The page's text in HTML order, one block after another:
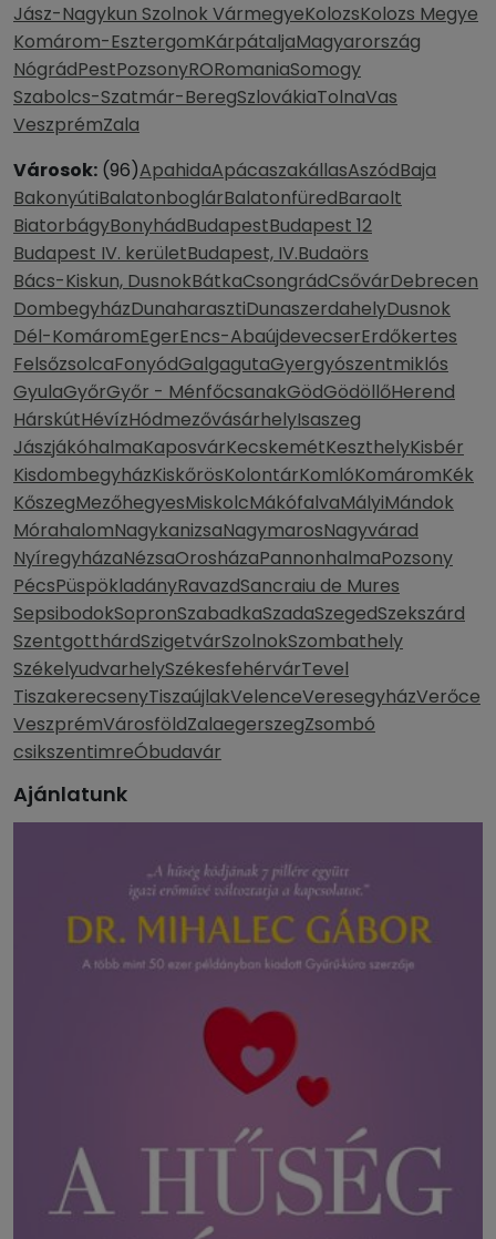
Jász-Nagykun Szolnok VármegyeKolozsKolozs Megye
Komárom-EsztergomKárpátaljaMagyarország
NógrádPestPozsonyRORomaniaSomogy
Szabolcs-Szatmár-BeregSzlovákiaTolnaVas
VeszprémZala
Városok: (96)ApahidaApácaszakállasAszódBaja
BakonyútiBalatonboglárBalatonfüredBaraolt
BiatorbágyBonyhádBudapestBudapest 12
Budapest IV. kerületBudapest, IV.Budaörs
Bács-Kiskun, DusnokBátkaCsongrádCsővárDebrecen
DombegyházDunaharasztiDunaszerdahelyDusnok
Dél-KomáromEgerEncs-AbaújdevecserErdőkertes
FelsőzsolcaFonyódGalgagutaGyergyószentmiklós
GyulaGyőrGyőr - MénfőcsanakGödGödöllőHerend
HárskútHévízHódmezővásárhelyIsaszeg
JászjákóhalmaKaposvárKecskemétKeszthelyKisbér
KisdombegyházKiskőrösKolontárKomlóKomáromKék
KőszegMezőhegyesMiskolcMákófalvaMályiMándok
MórahalomNagykanizsaNagymarosNagyvárad
NyíregyházaNézsaOrosházaPannonhalmaPozsony
PécsPüspökladányRavazdSancraiu de Mures
SepsibodokSopronSzabadkaSzadaSzegedSzekszárd
SzentgotthárdSzigetvárSzolnokSzombathely
SzékelyudvarhelySzékesfehérvárTevel
TiszakerecsenyTiszaújlakVelenceVeresegyházVerőce
VeszprémVárosföldZalaegerszegZsombó
csikszentimreÓbudavár
Ajánlatunk